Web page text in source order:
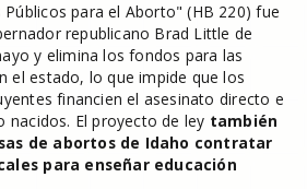
para el Aborto" (HB 220) fue
republicano Brad Little de
y elimina los fondos para las
el estado, lo que impide que los
financien el asesinato directo e
nacidos. El proyecto de ley también
de abortos de Idaho contratar
para enseñar educación